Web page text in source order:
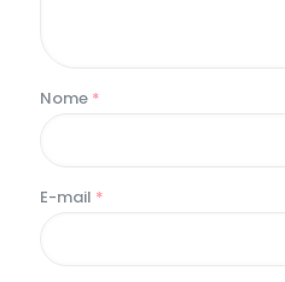
Nome *
E-mail *